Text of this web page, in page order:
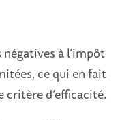
à l’impôt
ce qui en fait
critère d’efficacité.